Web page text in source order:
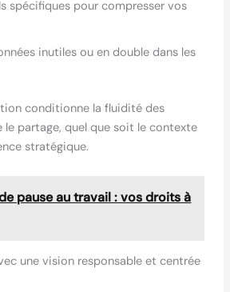
spécifiques pour compresser vos
inutiles ou en double dans les
conditionne la fluidité des
le partage, quel que soit le contexte
stratégique.
pause au travail : vos droits à
une vision responsable et centrée